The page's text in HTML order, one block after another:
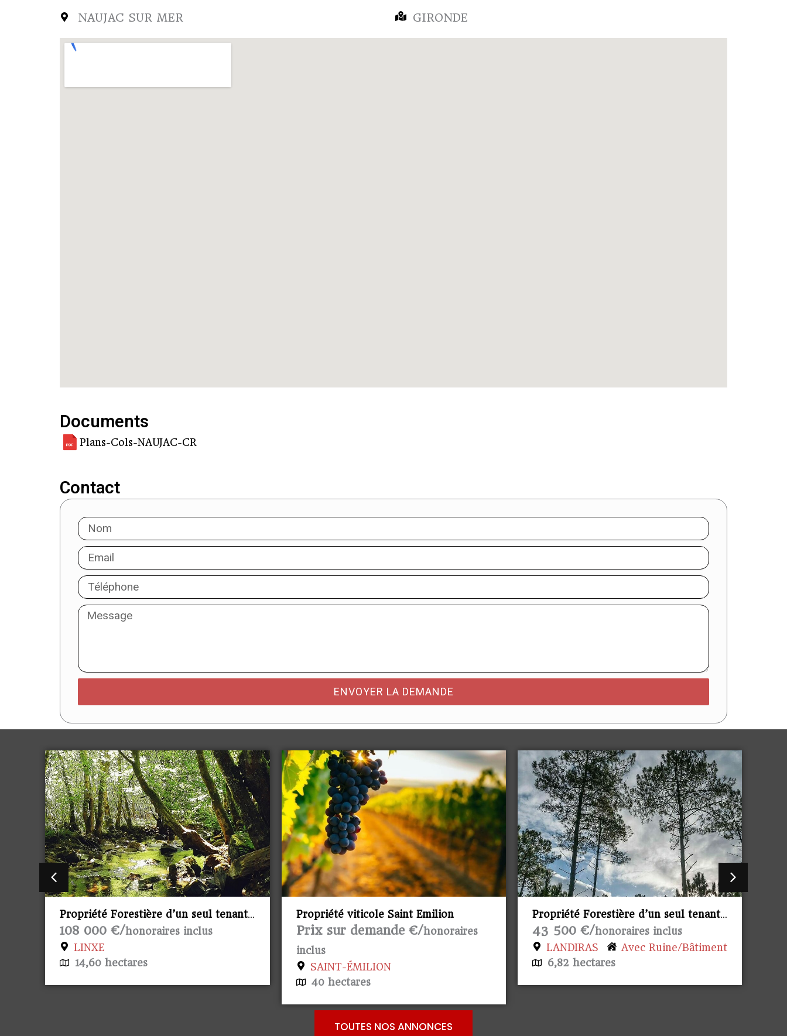
NAUJAC SUR MER GIRONDE
Documents
Plans-Cols-NAUJAC-CR
Contact
ENVOYER LA DEMANDE
Propriété viticole Saint Emilion
Prix sur demande €/honoraires
inclus
SAINT-ÉMILION
40 hectares
Propriété Forestière d’un seul tenant
avec Ruine
43 500 €/honoraires inclus
LANDIRAS
6,82 hectares
Propriété Forestière d’un seul tenant.
145 00 €/honoraires inclus
AINHARP
26,26 hectares
TOUTES NOS ANNONCES